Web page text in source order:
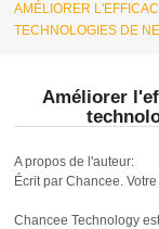
AMÉLIORER
TECHNOLOGIES DE
Améliorer
A propos de l'auteur:
Écrit par Chancee.
Chancee Technology